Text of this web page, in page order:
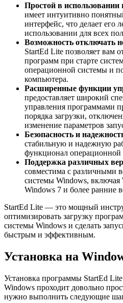
Простой в использовании
имеет интуитивно
интерфейс, что делает его
использовании для всех
Возможность отключать
StartEd Lite позволяет вам
программ при старте
операционной системы и
компьютера.
Расширенные функции
предоставляет широкий
управления программами
порядка загрузки,
изменение параметров
Безопасность и
стабильную и надежную
функционал
Поддержка различных
совместима с различными
системы Windows, включая
Windows 7 и более ранние
StartEd Lite — это мощный
оптимизировать загрузку
системы Windows и сделать
быстрым и эффективным.
Установка на
Установка программы StartEd
Windows проходит довольно
нужно выполнить следующие